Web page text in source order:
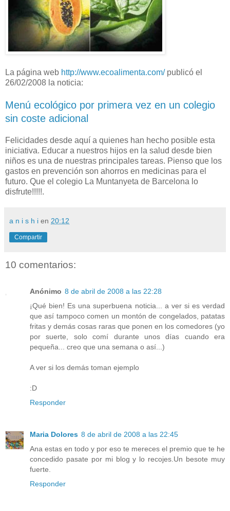
La página web http://www.ecoalimenta.com/publicó el
26/02/2008 la noticia:
Menú ecológico por primera vez en un colegio
sin coste adicional
Felicidades desde aquí a quienes han hecho posible esta
iniciativa. Educar a nuestros hijos en la salud desde bien
niños es una de nuestras principales tareas. Pienso que los
gastos en prevención son ahorros en medicinas para el
futuro. Que el colegio La Muntanyeta de Barcelona lo
disfrute!!!!!.
a n i s h i en 20:12
Compartir
10 comentarios:
Anónimo 8 de abril de 2008 a las 22:28
¡Qué bien! Es una superbuena noticia... a ver si es verdad
que así tampoco comen un montón de congelados, patatas
fritas y demás cosas raras que ponen en los comedores (yo
por suerte, solo comí durante unos días cuando era
pequeña... creo que una semana o así...)
A ver si los demás toman ejemplo
:D
Responder
Maria Dolores 8 de abril de 2008 a las 22:45
Ana estas en todo y por eso te mereces el premio que te he
concedido pasate por mi blog y lo recojes.Un besote muy
fuerte.
Responder